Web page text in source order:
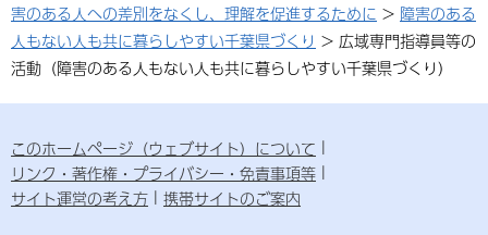
害のある人への差別をなくし、理解を促進するために > 障害のある
人もない人も共に暮らしやすい千葉県づくり > 広域専門指導員等の
活動（障害のある人もない人も共に暮らしやすい千葉県づくり）
このホームページ（ウェブサイト）について
リンク・著作権・プライバシー・免責事項等
サイト運営の考え方
携帯サイトのご案内